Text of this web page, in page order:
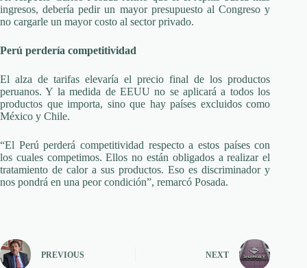
ingresos, debería pedir un mayor presupuesto al Congreso y
no cargarle un mayor costo al sector privado.
Perú perdería competitividad
El alza de tarifas elevaría el precio final de los productos
peruanos. Y la medida de EEUU no se aplicará a todos los
productos que importa, sino que hay países excluidos como
México y Chile.
“El Perú perderá competitividad respecto a estos países con
los cuales competimos. Ellos no están obligados a realizar el
tratamiento de calor a sus productos. Eso es discriminador y
nos pondrá en una peor condición”, remarcó Posada.
PREVIOUS NEXT